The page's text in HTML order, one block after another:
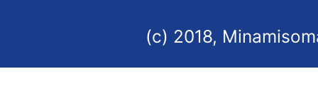
(c) 2018,